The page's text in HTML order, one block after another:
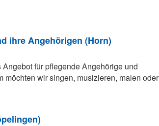
ihre Angehörigen (Horn)
für pflegende Angehörige und
möchten wir singen, musizieren, malen oder